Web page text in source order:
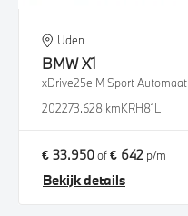
Uden
BMWX1
xDrive25e M Sport Automaat
202273.628 kmKRH81L
€ 33.950of€ 642 p/m
Bekijk details